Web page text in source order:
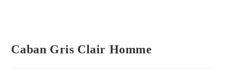
Caban Gris Clair Homme